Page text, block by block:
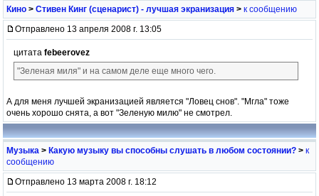
Кино > Стивен Кинг (сценарист) - лучшая экранизация > к сообщению
Отправлено 13 апреля 2008 г. 13:05
цитата febeerovez
"Зеленая миля" и на самом деле еще много чего.
А для меня лучшей экранизацией является "Ловец снов". "Мгла" тоже
очень хорошо снята, а вот "Зеленую милю" не смотрел.
Музыка > Какую музыку вы способны слушать в любом состоянии? > к
сообщению
Отправлено 13 марта 2008 г. 18:12